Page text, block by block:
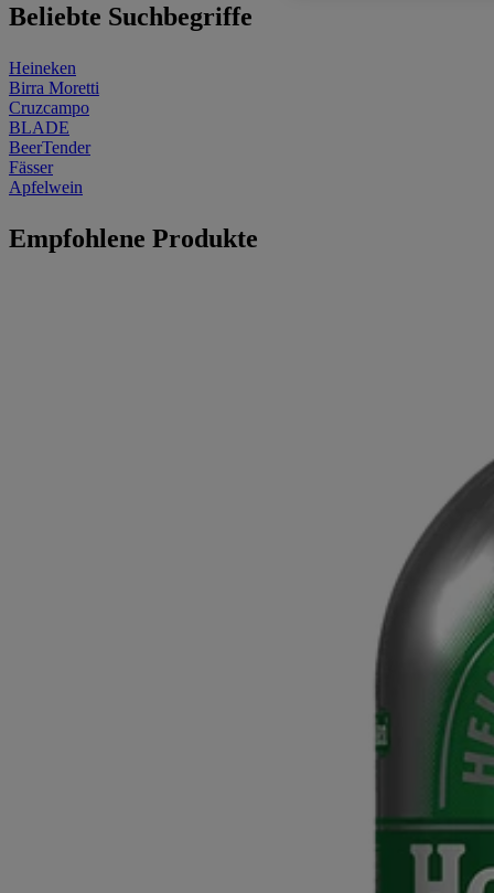
Beliebte Suchbegriffe
Heineken
Birra Moretti
Cruzcampo
BLADE
BeerTender
Fässer
Apfelwein
Empfohlene Produkte